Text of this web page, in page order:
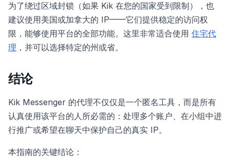
为了绕过区域封锁（如果 Kik 在您的国家受到限制），也
建议使用美国或加拿大的 IP——它们提供稳定的访问权
限，能够使用平台的全部功能。这里非常适合使用 住宅代
理 ，并可以选择特定的州或省。
结论
Kik Messenger 的代理不仅仅是一个匿名工具，而是所有
认真使用该平台的人所必需的：处理多个账户、在小组中进
行推广或希望在聊天中保护自己的真实 IP。
本指南的关键结论：